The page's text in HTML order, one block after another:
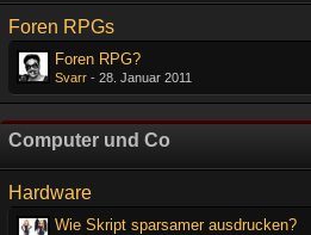
Foren RPGs
Foren RPG?
Svarr - 28. Januar 2011
Computer und Co
Hardware
Wie Skript sparsamer ausdrucken?